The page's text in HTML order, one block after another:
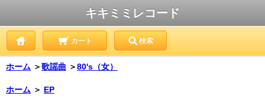
キキミミレコード
カート 検索
ホーム ＞歌謡曲 ＞80's（女）
ホーム ＞ EP